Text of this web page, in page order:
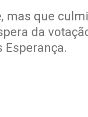
mas que
da
Esperança.